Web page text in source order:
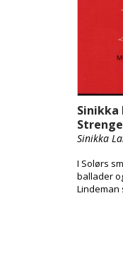
Sinikka
Sinikka
I Solørs
ballader
Lindeman